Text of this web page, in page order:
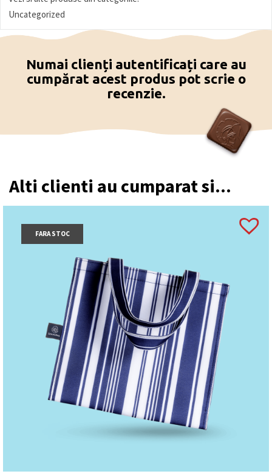
Uncategorized
Numai clienți autentificați care au
cumpărat acest produs pot scrie o
recenzie.
Alti clienti au cumparat si...
FARA STOC